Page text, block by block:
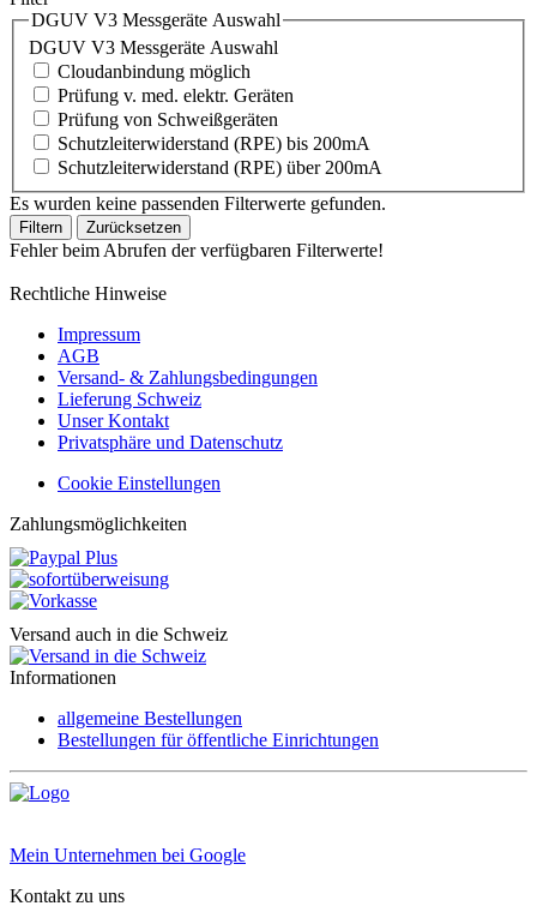
DGUV V3 Messgeräte Auswahl
DGUV V3 Messgeräte Auswahl
Cloudanbindung möglich
Prüfung v. med. elektr. Geräten
Prüfung von Schweißgeräten
Schutzleiterwiderstand (RPE) bis 200mA
Schutzleiterwiderstand (RPE) über 200mA
Es wurden keine passenden Filterwerte gefunden.
Filtern Zurücksetzen
Fehler beim Abrufen der verfügbaren Filterwerte!
Rechtliche Hinweise
Impressum
AGB
Versand- & Zahlungsbedingungen
Lieferung Schweiz
Unser Kontakt
Privatsphäre und Datenschutz
Cookie Einstellungen
Zahlungsmöglichkeiten
Versand auch in die Schweiz
Informationen
allgemeine Bestellungen
Bestellungen für öffentliche Einrichtungen
Mein Unternehmen bei Google
Kontakt zu uns